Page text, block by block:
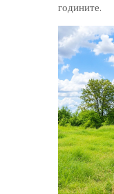
годините.